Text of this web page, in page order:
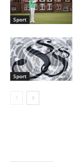
Sport
Sport